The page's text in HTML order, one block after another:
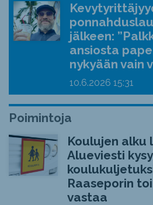
jälkeen:
ansiosta
nykyään vain
10.6.2026 15:31
Poimintoja
Koulujen alku
Alueviesti
Raaseporin
vastaa